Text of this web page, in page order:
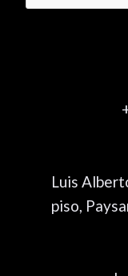
Luis
piso,